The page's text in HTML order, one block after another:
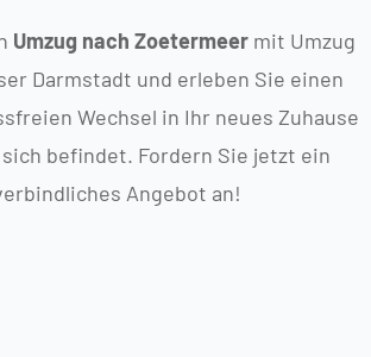
Umzug nach Zoetermeer mit Umzug
Darmstadt und erleben Sie einen
Wechsel in Ihr neues Zuhause
sich befindet. Fordern Sie jetzt ein
Angebot an!